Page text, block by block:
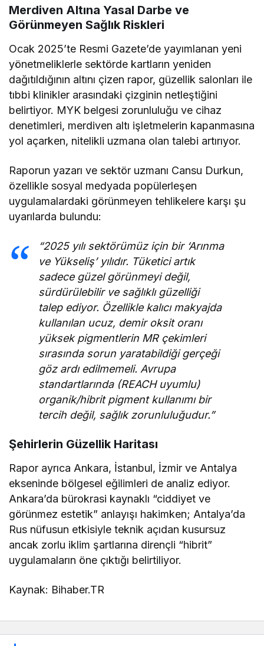
Merdiven Altına Yasal Darbe ve
Görünmeyen Sağlık Riskleri
Ocak 2025’te Resmi Gazete’de yayımlanan yeni
yönetmeliklerle sektörde kartların yeniden
dağıtıldığının altını çizen rapor, güzellik salonları ile
tıbbi klinikler arasındaki çizginin netleştiğini
belirtiyor. MYK belgesi zorunluluğu ve cihaz
denetimleri, merdiven altı işletmelerin kapanmasına
yol açarken, nitelikli uzmana olan talebi artırıyor.
Raporun yazarı ve sektör uzmanı Cansu Durkun,
özellikle sosyal medyada popülerleşen
uygulamalardaki görünmeyen tehlikelere karşı şu
uyarılarda bulundu:
“2025 yılı sektörümüz için bir ‘Arınma
ve Yükseliş’ yılıdır. Tüketici artık
sadece güzel görünmeyi değil,
sürdürülebilir ve sağlıklı güzelliği
talep ediyor. Özellikle kalıcı makyajda
kullanılan ucuz, demir oksit oranı
yüksek pigmentlerin MR çekimleri
sırasında sorun yaratabildiği gerçeği
göz ardı edilmemeli. Avrupa
standartlarında (REACH uyumlu)
organik/hibrit pigment kullanımı bir
tercih değil, sağlık zorunluluğudur.”
Şehirlerin Güzellik Haritası
Rapor ayrıca Ankara, İstanbul, İzmir ve Antalya
ekseninde bölgesel eğilimleri de analiz ediyor.
Ankara’da bürokrasi kaynaklı “ciddiyet ve
görünmez estetik” anlayışı hakimken; Antalya’da
Rus nüfusun etkisiyle teknik açıdan kusursuz
ancak zorlu iklim şartlarına dirençli “hibrit”
uygulamaların öne çıktığı belirtiliyor.
Kaynak: Bihaber.TR